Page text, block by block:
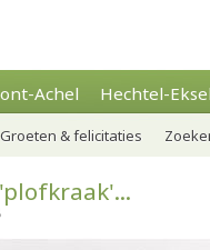
Achel Hechtel-
Groeten & felicitaties